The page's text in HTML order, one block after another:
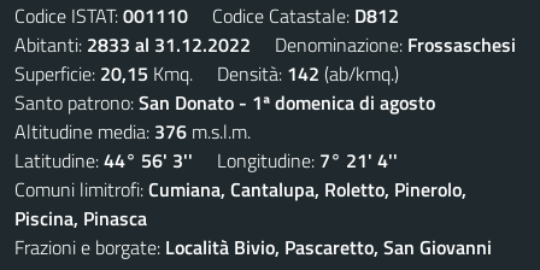
Codice ISTAT:001110 Codice Catastale: D812
Abitanti: 2833 al 31.12.2022 Denominazione: Frossaschesi
Superficie: 20,15 Kmq. Densità: 142 (ab/kmq.)
Santo patrono:San Donato - 1ª domenica di agosto
Altitudine media: 376 m.s.l.m.
Latitudine:44° 56' 3'' Longitudine: 7° 21' 4''
Comuni limitrofi:Cumiana, Cantalupa, Roletto, Pinerolo,
Piscina, Pinasca
Frazioni e borgate: Località Bivio, Pascaretto, San Giovanni